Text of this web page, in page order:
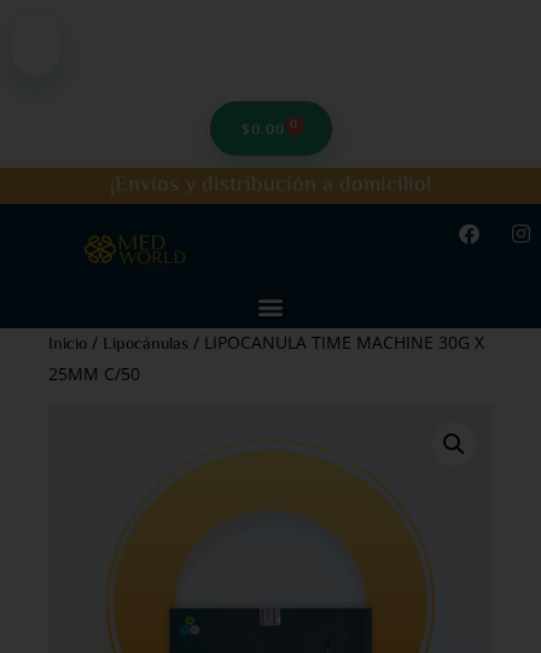
$0.00 0
¡Envios y distribución a domicilio!
Inicio / Lipocánulas / LIPOCANULA TIME MACHINE 30G X
25MM C/50